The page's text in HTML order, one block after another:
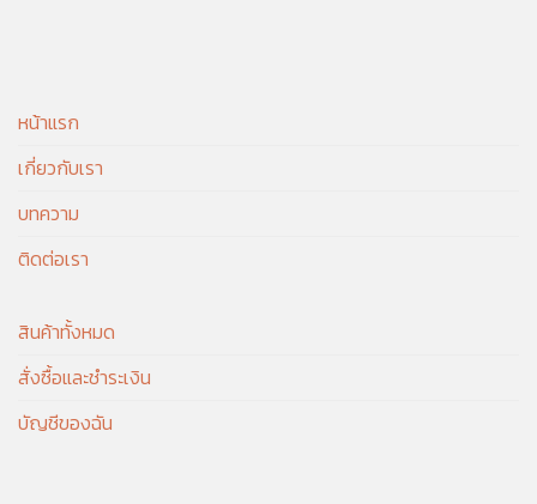
หน้าแรก
เกี่ยวกับเรา
บทความ
ติดต่อเรา
สินค้าทั้งหมด
สั่งซื้อและชำระเงิน
บัญชีของฉัน